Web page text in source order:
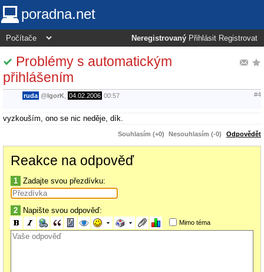
poradna.net
Neregistrovaný Přihlásit Registrovat
Problémy s automatickým
přihlášením
ruda @IgorK 04.02.2006 00:57 #4
vyzkouším, ono se nic neděje, dík.
Souhlasím (+0) Nesouhlasím (-0) Odpovědět
Reakce na odpověď
1 Zadajte svou přezdívku:
2 Napište svou odpověď:
Mimo téma